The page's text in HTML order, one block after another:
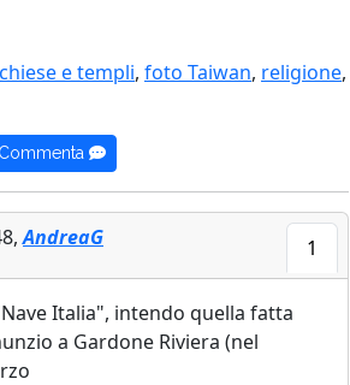
chiese e templi, foto Taiwan, religione,
Commenta
AndreaG 1
Italia", intendo quella fatta
a Gardone Riviera (nel